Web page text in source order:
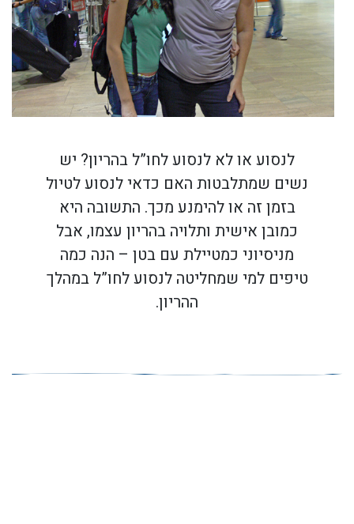
לנסוע או לא לנסוע לחו”ל בהריון? יש
נשים שמתלבטות האם כדאי לנסוע לטיול
בזמן זה או להימנע מכך. התשובה היא
כמובן אישית ותלויה בהריון עצמו, אבל
מניסיוני כמטיילת עם בטן – הנה כמה
טיפים למי שמחליטה לנסוע לחו”ל במהלך
ההריון.